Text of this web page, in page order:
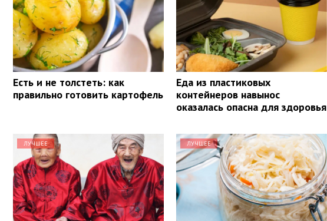
Есть и не толстеть: как
правильно готовить картофель
Еда из пластиковых
контейнеров навынос
оказалась опасна для здоровья
ЛУЧШЕЕ ЛУЧШЕЕ